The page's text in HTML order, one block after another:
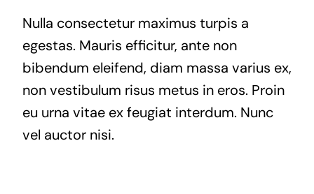
Nulla consectetur maximus turpis a
egestas. Mauris efficitur, ante non
bibendum eleifend, diam massa varius ex,
non vestibulum risus metus in eros. Proin
eu urna vitae ex feugiat interdum. Nunc
vel auctor nisi.